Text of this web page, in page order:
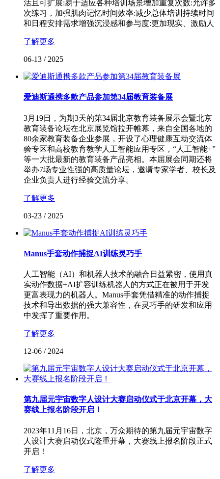
活且可扩展:易于适应各种培训场景增加重复次数:允许多
次练习，加强肌肉记忆时间效率:减少总体培训持续时间
和日程安排需求增强沉浸感和参与度:更加现实、激励人
了解更多
06-13 / 2025
爱迪斯通携多款产品参加第34届教育装备展
3月19日，为期3天的第34届北京教育装备展示会暨北京
教育装备论坛在北京展览馆拉开帷幕，来自全国各地的
80余家教育装备企业参展，开设了心理健康互动交流体
验专区和高校教育教学人工智能应用专区，“人工智能+”
等一大批最新的教育装备产品亮相。本届展会同期还将
举办7场专业性强的高质量论坛，邀请专家学者、校长及
企业负责人进行经验交流分享。
了解更多
03-23 / 2025
Manus手套动作捕捉AI训练灵巧手
人工智能（AI）和机器人技术的融合日益紧密，使用真
实动作数据+AI扩容训练机器人的方式正在被用于开发
更富表现力的机器人。Manus手套凭借精准的动作捕捉
技术和导出数据的强大兼容性，在灵巧手的研发和应用
中发挥了重要作用。
了解更多
12-06 / 2024
第九届元宇宙数字人设计大赛启动仪式于北京开幕，大
赛线上报名阶段开启！
2023年11月16日，北京，万众期待的第九届元宇宙数字
人设计大赛启动仪式隆重开幕，大赛线上报名阶段正式
开启！
了解更多